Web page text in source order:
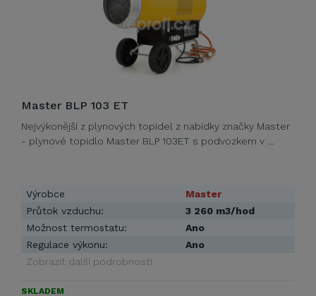
Master BLP 103 ET
Nejvýkonější z plynových topidel z nabídky značky Master
- plynové topidlo Master BLP 103ET s podvozkem v …
Výrobce
Master
Průtok vzduchu:
3 260 m3/hod
Možnost termostatu:
Ano
Regulace výkonu:
Ano
Zobrazit další podrobnosti
SKLADEM